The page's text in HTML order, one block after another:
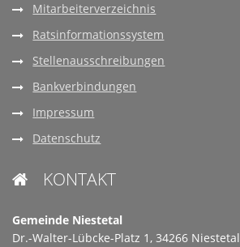
Mitarbeiterverzeichnis
Ratsinformationssystem
Stellenausschreibungen
Bankverbindungen
Impressum
Datenschutz
 KONTAKT
Gemeinde Niestetal
Dr.-Walter-Lübcke-Platz 1, 34266 Niestetal